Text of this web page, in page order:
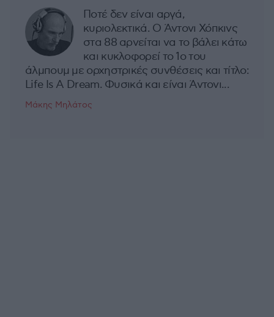
Ποτέ δεν είναι αργά,
κυριολεκτικά. Ο Άντονι Χόπκινς
στα 88 αρνείται να το βάλει κάτω
και κυκλοφορεί το 1ο του
άλμπουμ με ορχηστρικές συνθέσεις και τίτλο:
Life Is A Dream. Φυσικά και είναι Άντονι...
Μάκης Μηλάτος